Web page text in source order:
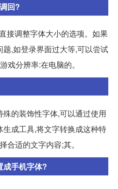
回?
接调整字体大小的选项。如果
,如登录界面过大等,可以尝试
戏分辨率:在电脑的。
殊的装饰性字体,可以通过使用
成工具,将文字转换成这种特
合适的文字内容;其。
手机字体?